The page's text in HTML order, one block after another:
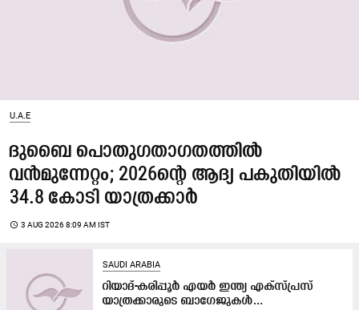
U.A.E
ദുബൈ പൊതുഗതാഗതത്തിൽ
വൻമുന്നേറ്റം; 2026ന്‍റെ ആദ്യ പകുതിയിൽ
34.8 കോടി യാത്രക്കാർ
access_time 3 AUG 2026 8:09 AM IST
SAUDI ARABIA
റിയാദ്​-കരിപ്പൂർ എയർ ഇന്ത്യ എക്സ്പ്രസ്
യാത്രക്കാരുടെ ബാഗേജുകൾ...